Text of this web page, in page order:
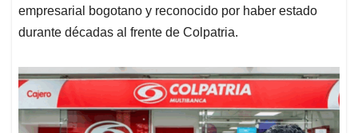
empresarial bogotano y reconocido por haber estado
durante décadas al frente de Colpatria.